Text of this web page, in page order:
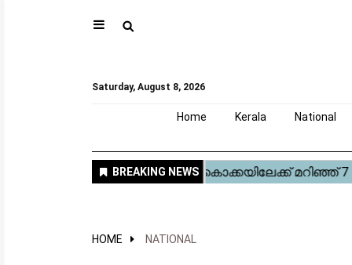
⚲
Saturday, August 8, 2026
Home Kerala National
HOME NATIONAL